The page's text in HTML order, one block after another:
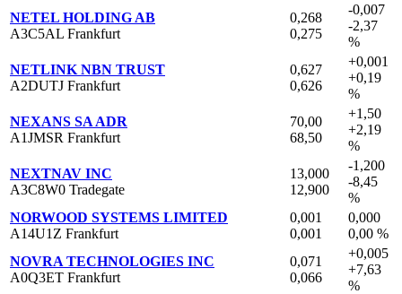
NETEL HOLDING AB
A3C5AL Frankfurt
0,268
0,275
-0,007
-2,37
%
NETLINK NBN TRUST
A2DUTJ Frankfurt
0,627
0,626
+0,001
+0,19
%
NEXANS SA ADR
A1JMSR Frankfurt
70,00
68,50
+1,50
+2,19
%
NEXTNAV INC
A3C8W0 Tradegate
13,000
12,900
-1,200
-8,45
%
NORWOOD SYSTEMS LIMITED
A14U1Z Frankfurt
0,001
0,001
0,000
0,00 %
NOVRA TECHNOLOGIES INC
A0Q3ET Frankfurt
0,071
0,066
+0,005
+7,63
%